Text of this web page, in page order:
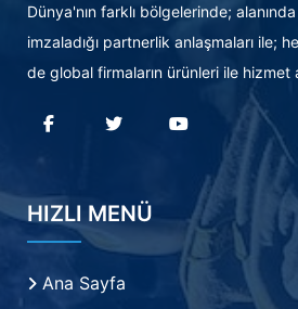
Dünya'nın farklı bölgelerinde;
imzaladığı partnerlik anlaşmaları ile;
de global firmaların ürünleri ile hizmet
HIZLI MENÜ
Ana Sayfa